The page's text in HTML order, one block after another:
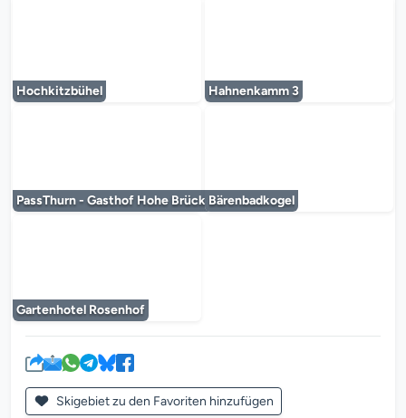
Hochkitzbühel Hahnenkamm 3
PassThurn - Gasthof Hohe BrückeBärenbadkogel
Gartenhotel Rosenhof
Skigebiet zu den Favoriten hinzufügen